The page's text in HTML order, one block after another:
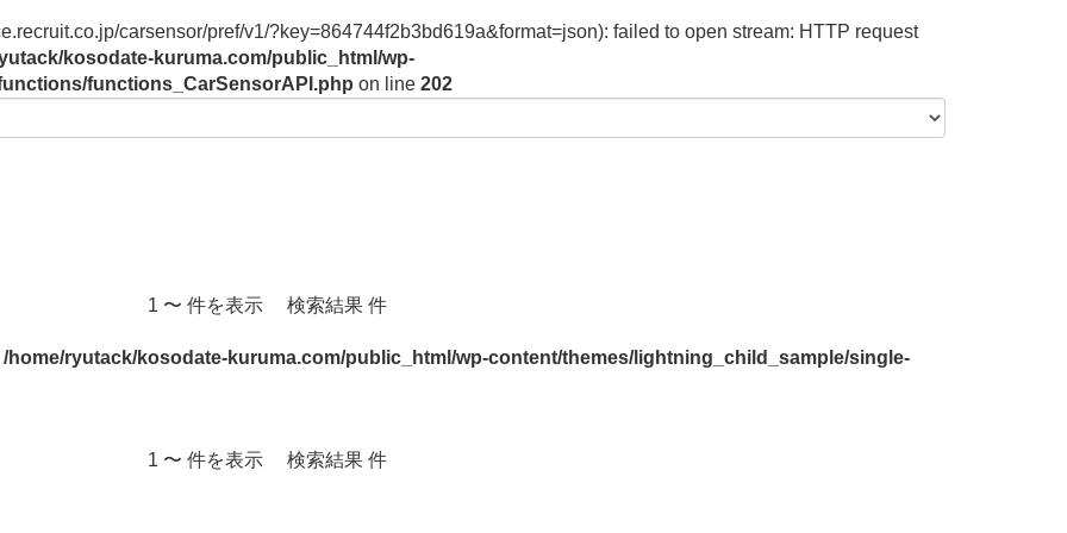
carsensor/pref/v1/?key=864744f2b3bd619a&format=json): failed to open stream: HTTP request
kosodate-kuruma.com/public_html/wp-
functions_CarSensorAPI.php on line 202
1 〜 件を表示 検索結果 件
/home/ryutack/kosodate-kuruma.com/public_html/wp-content/themes/lightning_child_sample/single-
1 〜 件を表示 検索結果 件